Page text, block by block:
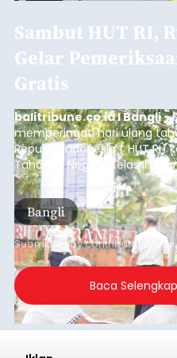
Sambut HUT RI,
Gelar
Gratis
balitribune.co.id I Bangli -
memperingati hari ulang
Republik Indonesia ( HUT RI)
Tahanan Negara Kelas II B
kegiatan pemeriksaan
(6/8/2026).
Bangli
Submitted bycontributor
Baca